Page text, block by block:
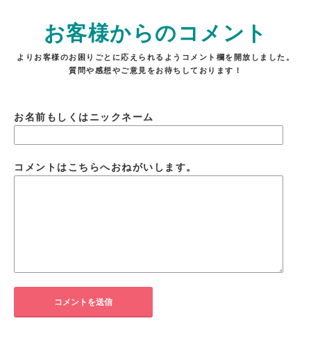
お客様からのコメント
よりお客様のお困りごとに応えられるようコメント欄を開放しました。
質問や感想やご意見をお待ちしております！
お名前もしくはニックネーム
コメントはこちらへおねがいします。